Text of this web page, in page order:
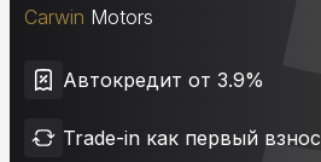
Carwin Motors
Автокредит от 3.9%
Trade-in как первый взнос